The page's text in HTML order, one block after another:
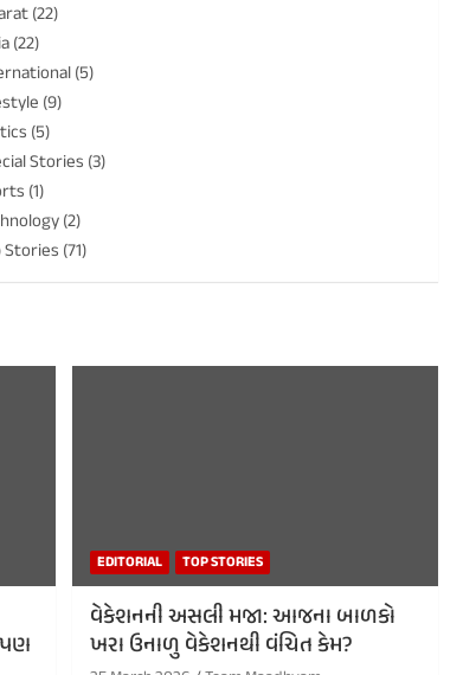
(22)
(22)
(5)
(9)
(5)
Stories (3)
(1)
(2)
Stories (71)
પણ
EDITORIAL TOP STORIES
વેકેશનની અસલી મજા: આજના બાળકો
ખરા ઉનાળુ વેકેશનથી વંચિત કેમ?